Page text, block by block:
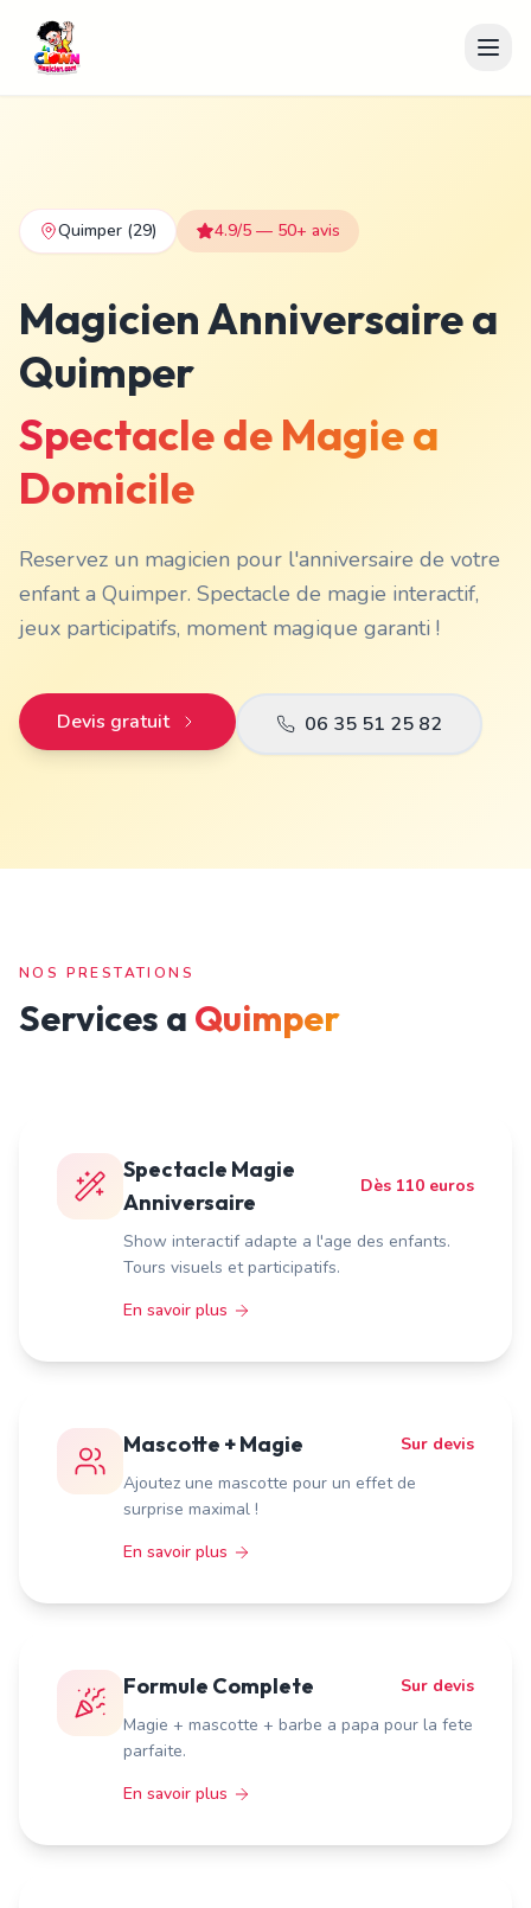
Quimper (29) 4.9/5 — 50+ avis
Magicien Anniversaire a
Quimper
Spectacle de Magie a
Domicile
Reservez un magicien pour l'anniversaire de votre
enfant a Quimper. Spectacle de magie interactif,
jeux participatifs, moment magique garanti !
Devis gratuit 06 35 51 25 82
NOS PRESTATIONS
Services a Quimper
Spectacle Magie
Anniversaire
Dès 110 euros
Show interactif adapte a l'age des enfants.
Tours visuels et participatifs.
En savoir plus
Mascotte + Magie
Sur devis
Ajoutez une mascotte pour un effet de
surprise maximal !
En savoir plus
Formule Complete
Sur devis
Magie + mascotte + barbe a papa pour la fete
parfaite.
En savoir plus